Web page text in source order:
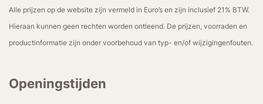
Alle prijzen op de website zijn vermeld in Euro’s en zijn inclusief 21% BTW.
Hieraan kunnen geen rechten worden ontleend. De prijzen, voorraden en
productinformatie zijn onder voorbehoud van typ- en/of wijzigingenfouten.
Openingstijden